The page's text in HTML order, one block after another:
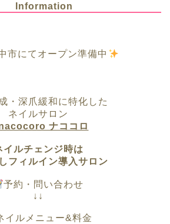
Information
市にてオープン準備中
・深爪緩和に特化した
ネイルサロン
ナココロ
イルチェンジ時は
フィルイン導入サロン
予約・問い合わせ
↓↓
イルメニュー&料金